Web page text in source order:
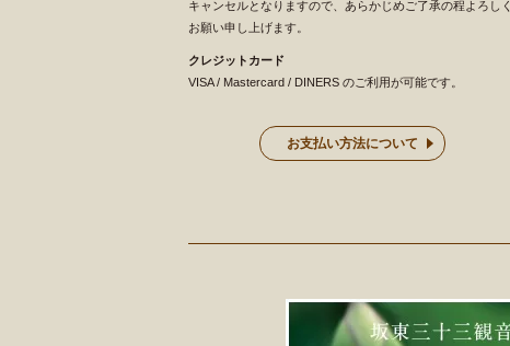
キャンセルとなりますので、あらかじめご了承の程よろしく
お願い申し上げます。
クレジットカード
VISA / Mastercard / DINERS のご利用が可能です。
お支払い方法について